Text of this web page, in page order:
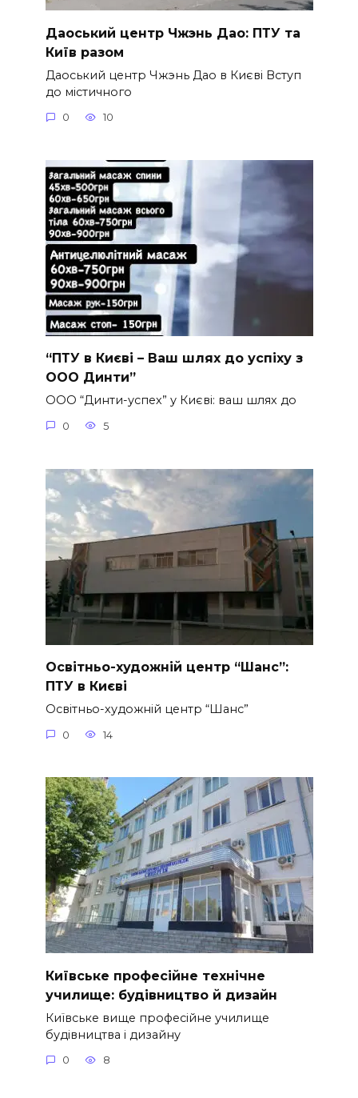
Даоський центр Чжэнь Дао: ПТУ та
Київ разом
Даоський центр Чжэнь Дао в Києві Вступ
до містичного
0 10
“ПТУ в Києві – Ваш шлях до успіху з
ООО Динти”
ООО “Динти-успех” у Києві: ваш шлях до
0 5
Освітньо-художній центр “Шанс”:
ПТУ в Києві
Освітньо-художній центр “Шанс”
0 14
Київське професійне технічне
училище: будівництво й дизайн
Київське вище професійне училище
будівництва і дизайну
0 8